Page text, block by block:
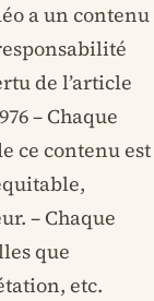
a un contenu
de l’article
– Chaque
ce contenu est
– Chaque
que
etc.